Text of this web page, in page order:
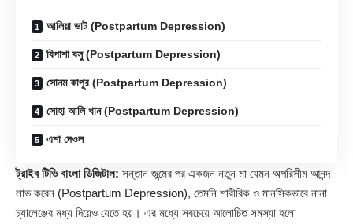
আলিয়া ভাট (Postpartum Depression)
বিপাশা বসু (Postpartum Depression)
সোনম কাপুর (Postpartum Depression)
সোহা আলি খান (Postpartum Depression)
এশা দেওল
ট্রাইব টিভি বাংলা ডিজিটাল: সন্তান জন্মের পর একজন নতুন মা যেমন অপরিসীম আনন্দ
লাভ করেন (Postpartum Depression), তেমনি শারীরিক ও মানসিকভাবে নানা
চ্যালেঞ্জের মধ্য দিয়েও যেতে হয়। এর মধ্যে সবচেয়ে আলোচিত সমস্যা হলো